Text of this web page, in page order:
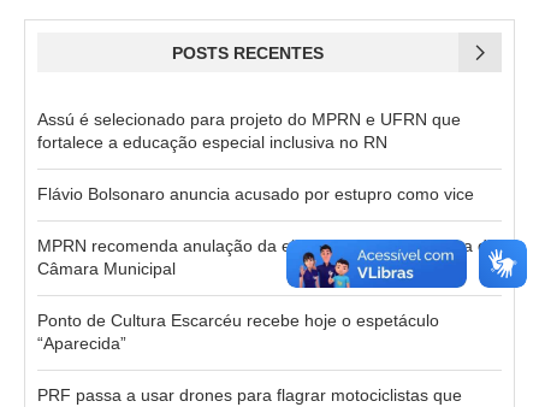
POSTS RECENTES
Assú é selecionado para projeto do MPRN e UFRN que
fortalece a educação especial inclusiva no RN
Flávio Bolsonaro anuncia acusado por estupro como vice
MPRN recomenda anulação da eleição da Mesa Diretora de
Câmara Municipal
Ponto de Cultura Escarcéu recebe hoje o espetáculo
“Aparecida”
PRF passa a usar drones para flagrar motociclistas que